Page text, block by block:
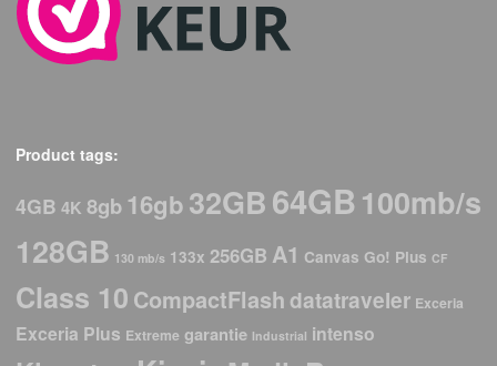
Product tags:
4GB 4K 8gb16gb32GB64GB100mb/s
128GB 130 mb/s 133x 256GB A1 Canvas Go! Plus CF
Class 10 CompactFlash datatraveler Exceria
Exceria Plus Extreme garantie Industrial intenso